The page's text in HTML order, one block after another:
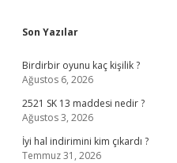
Sidebar
Son Yazılar
Birdirbir oyunu kaç kişilik ?
Ağustos 6, 2026
2521 SK 13 maddesi nedir ?
Ağustos 3, 2026
İyi hal indirimini kim çıkardı ?
Temmuz 31, 2026